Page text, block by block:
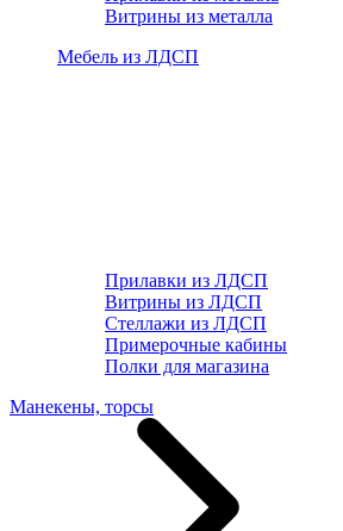
Витрины из металла
Мебель из ЛДСП
Прилавки из ЛДСП
Витрины из ЛДСП
Стеллажи из ЛДСП
Примерочные кабины
Полки для магазина
Манекены, торсы